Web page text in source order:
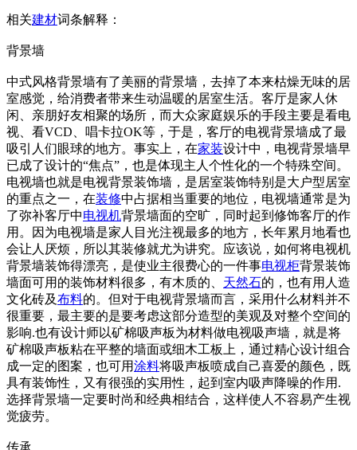
相关建材词条解释：
背景墙
中式风格背景墙有了美丽的背景墙，去掉了本来枯燥无味的居
室感觉，给消费者带来生动温暖的居室生活。客厅是家人休
闲、亲朋好友相聚的场所，而大众家庭娱乐的手段主要是看电
视、看VCD、唱卡拉OK等，于是，客厅的电视背景墙成了最
吸引人们眼球的地方。事实上，在家装设计中，电视背景墙早
已成了设计的“焦点”，也是体现主人个性化的一个特殊空间。
电视墙也就是电视背景装饰墙，是居室装饰特别是大户型居室
的重点之一，在装修中占据相当重要的地位，电视墙通常是为
了弥补客厅中电视机背景墙面的空旷，同时起到修饰客厅的作
用。因为电视墙是家人目光注视最多的地方，长年累月地看也
会让人厌烦，所以其装修就尤为讲究。应该说，如何将电视机
背景墙装饰得漂亮，是使业主很费心的一件事电视柜背景装饰
墙面可用的装饰材料很多，有木质的、 天然石的，也有用人造
文化砖及布料的。但对于电视背景墙而言，采用什么材料并不
很重要，最主要的是要考虑这部分造型的美观及对整个空间的
影响.也有设计师以矿棉吸声板为材料做电视吸声墙，就是将
矿棉吸声板粘在平整的墙面或细木工板上，通过精心设计组合
成一定的图案，也可用涂料将吸声板喷成自己喜爱的颜色，既
具有装饰性，又有很强的实用性，起到室内吸声降噪的作用.
选择背景墙一定要时尚和经典相结合，这样使人不容易产生视
觉疲劳。
传承